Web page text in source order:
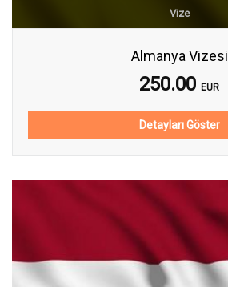
Vize
Almanya Vizesi
250.00 EUR
Detayları Göster